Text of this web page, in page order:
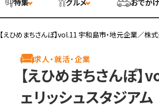
特集 グルメ おでかけ
【えひめまちさんぽ】vol.11 宇和島市・地元企業／株
求人・就活・企業
【えひめまちさんぽ
ェリッシュスタジアム